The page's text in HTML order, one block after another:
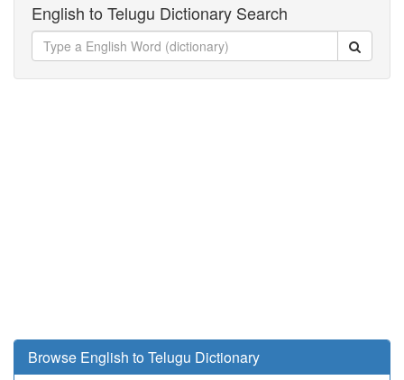
English to Telugu Dictionary Search
Browse English to Telugu Dictionary